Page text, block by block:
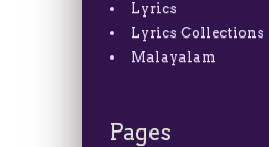
Lyrics
Lyrics Collections
Malayalam
Pages